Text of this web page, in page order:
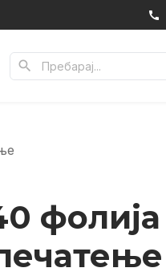
call
search
фолија